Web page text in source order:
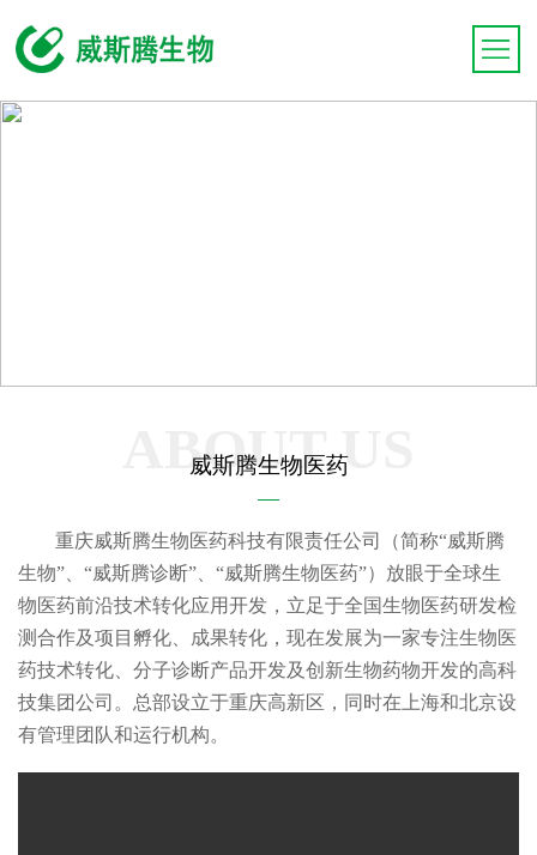
威斯腾生物医药
ABOUT US
重庆威斯腾生物医药科技有限责任公司（简称“威斯腾
生物”、“威斯腾诊断”、“威斯腾生物医药”）放眼于全球生
物医药前沿技术转化应用开发，立足于全国生物医药研发检
测合作及项目孵化、成果转化，现在发展为一家专注生物医
药技术转化、分子诊断产品开发及创新生物药物开发的高科
技集团公司。总部设立于重庆高新区，同时在上海和北京设
有管理团队和运行机构。